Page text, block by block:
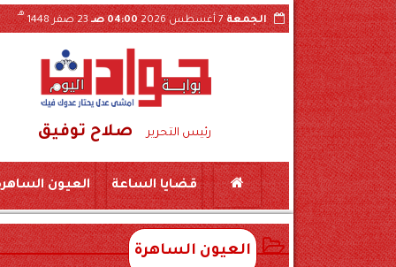
الجمعة7 أغسطس 2026 04:00 صـ 23 صفر 1448
هـ
رئيس التحرير صلاح توفيق
سقوط شبكة تصنيع مواد مخدرة بسوهاج..حبس طبيبين و10 صيادلة بجرجا
قضايا الساعة العيون
العيون الساهرة